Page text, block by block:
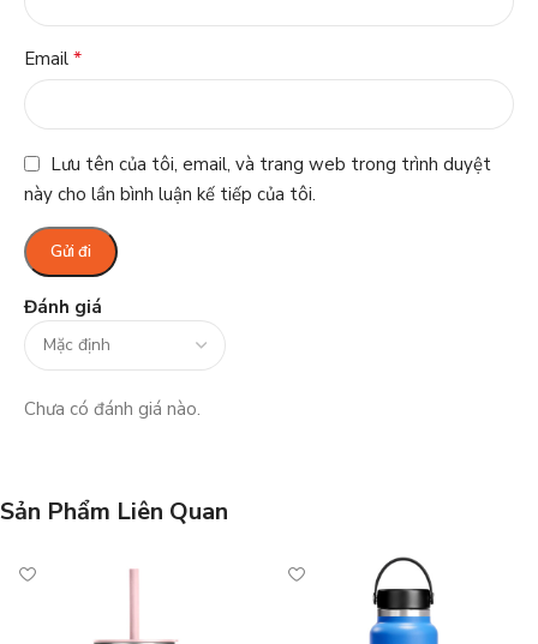
Đánh giá
Chưa có đánh giá nào.
Email *
Lưu tên của tôi, email, và trang web trong trình duyệt
này cho lần bình luận kế tiếp của tôi.
Sản Phẩm Liên Quan